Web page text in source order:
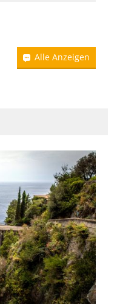
Alle Anzeigen